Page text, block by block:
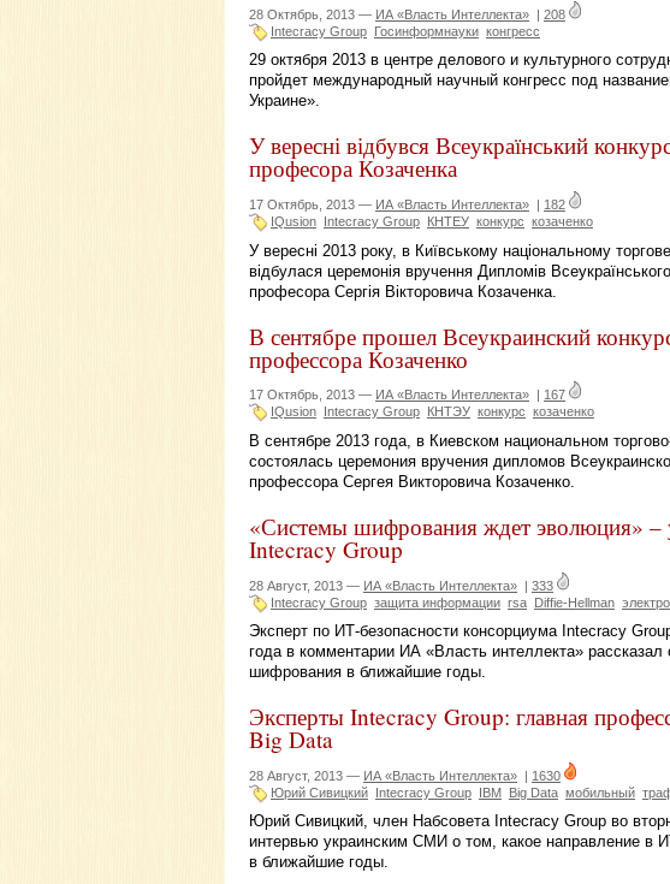
28 Октябрь, 2013 — ИА «Власть Интеллекта» | 208
Intecracy Group Госинформнауки конгресс
29 октября 2013 в центре делового и культурного
пройдет международный научный конгресс под
Украине».
У вересні відбувся Всеукраїнський
професора Козаченка
17 Октябрь, 2013 — ИА «Власть Интеллекта» | 182
IQusion Intecracy Group КНТЕУ конкурс козаченко
У вересні 2013 року, в Київському національному
відбулася церемонія вручення Дипломів
професора Сергія Вікторовича Козаченка.
В сентябре прошел Всеукраинский
профессора Козаченко
17 Октябрь, 2013 — ИА «Власть Интеллекта»
167
IQusion
Intecracy Group КНТЭУ конкурс козаченко
В сентябре 2013 года, в Киевском национальном
состоялась церемония вручения дипломов
профессора Сергея Викторовича Козаченко.
«Системы шифрования ждет эволюция» –
Intecracy Group
28 Август, 2013 — ИА «Власть Интеллекта» | 333
Intecracy Group защита информации rsa Diffie-Hellman
Эксперт по ИТ-безопасности консорциума Intecracy
года в комментарии ИА «Власть интеллекта»
шифрования в ближайшие годы.
Эксперты Intecracy Group: главная
Big Data
28 Август, 2013 — ИА «Власть Интеллекта» | 1630
Юрий Сивицкий Intecracy Group IBM Big Data мобильный
Юрий Сивицкий, член Набсовета Intecracy Group во
интервью украинским СМИ о том, какое направление в
в ближайшие годы.